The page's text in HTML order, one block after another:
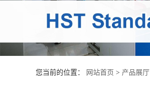
您当前的位置： 网站首页 > 产品展厅